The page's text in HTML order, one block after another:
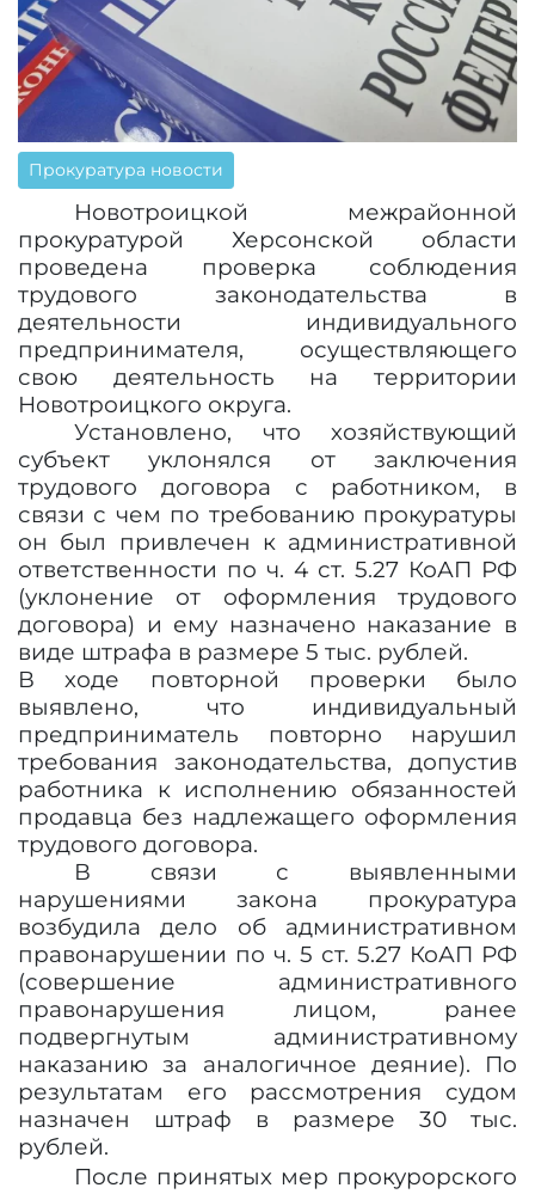
Прокуратура новости
Новотроицкой межрайонной
прокуратурой Херсонской области
проведена проверка соблюдения
трудового законодательства в
деятельности индивидуального
предпринимателя, осуществляющего
свою деятельность на территории
Новотроицкого округа.
Установлено, что хозяйствующий
субъект уклонялся от заключения
трудового договора с работником, в
связи с чем по требованию прокуратуры
он был привлечен к административной
ответственности по ч. 4 ст. 5.27 КоАП РФ
(уклонение от оформления трудового
договора) и ему назначено наказание в
виде штрафа в размере 5 тыс. рублей.
В ходе повторной проверки было
выявлено, что индивидуальный
предприниматель повторно нарушил
требования законодательства, допустив
работника к исполнению обязанностей
продавца без надлежащего оформления
трудового договора.
В связи с выявленными
нарушениями закона прокуратура
возбудила дело об административном
правонарушении по ч. 5 ст. 5.27 КоАП РФ
(совершение административного
правонарушения лицом, ранее
подвергнутым административному
наказанию за аналогичное деяние). По
результатам его рассмотрения судом
назначен штраф в размере 30 тыс.
рублей.
После принятых мер прокурорского